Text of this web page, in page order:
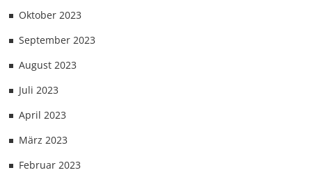
Oktober 2023
September 2023
August 2023
Juli 2023
April 2023
März 2023
Februar 2023